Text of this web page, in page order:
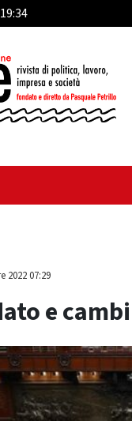
"Cava
sull'ultima
2022 07:29
e